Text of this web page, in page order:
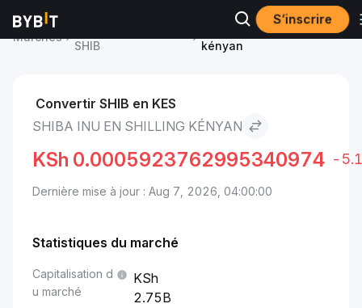
S’inscrire
Marchés
SHIB
Shiba Inu to Shilling
kényan
Convertir SHIB en KES
SHIBA INU EN SHILLING KÉNYAN
KSh 0.0005923762995340974 -
Dernière mise à jour : Aug 7, 2026, 04:00:00
Statistiques du marché
Capitalisation d
u marché
2.75B